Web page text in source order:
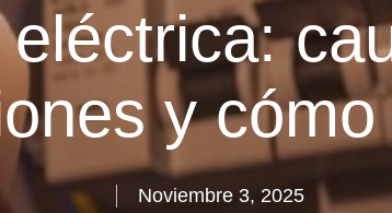
y
Noviembre 3, 2025